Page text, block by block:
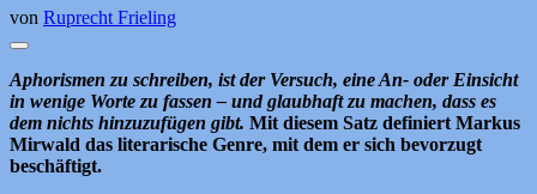
von Ruprecht Frieling
Aphorismen zu schreiben, ist der Versuch, eine An- oder Einsicht
in wenige Worte zu fassen – und glaubhaft zu machen, dass es
dem nichts hinzuzufügen gibt. Mit diesem Satz definiert Markus
Mirwald das literarische Genre, mit dem er sich bevorzugt
beschäftigt.